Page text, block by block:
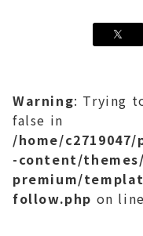
Warning: Trying
false in
/home/
-content/
premium/
follow.php on line